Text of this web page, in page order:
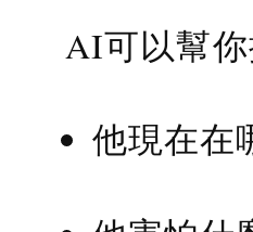
AI可以幫你
他現在在